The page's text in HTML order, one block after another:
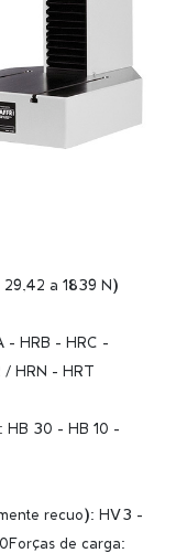
a 1839 N)
- HRB - HRC -
/ HRN - HRT
HB 30 - HB 10 -
recuo): HV3 -
de carga: